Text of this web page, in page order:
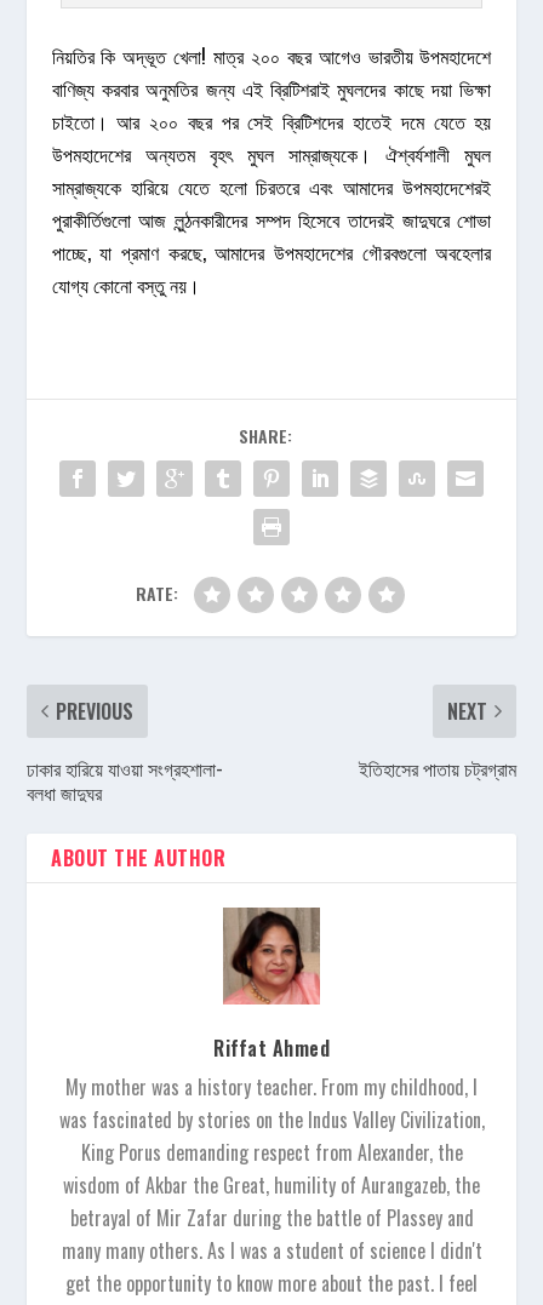
নিয়তির কি অদ্ভূত খেলা! মাত্র ২০০ বছর আগেও ভারতীয় উপমহাদেশে
বাণিজ্য করবার অনুমতির জন্য এই ব্রিটিশরাই মুঘলদের কাছে দয়া ভিক্ষা
চাইতো। আর ২০০ বছর পর সেই ব্রিটিশদের হাতেই দমে যেতে হয়
উপমহাদেশের অন্যতম বৃহৎ মুঘল সাম্রাজ্যকে। ঐশ্বর্যশালী মুঘল
সাম্রাজ্যকে হারিয়ে যেতে হলো চিরতরে এবং আমাদের উপমহাদেশেরই
পুরাকীর্তিগুলো আজ লুন্ঠনকারীদের সম্পদ হিসেবে তাদেরই জাদুঘরে শোভা
পাচ্ছে, যা প্রমাণ করছে, আমাদের উপমহাদেশের গৌরবগুলো অবহেলার
যোগ্য কোনো বস্তু নয়।
SHARE:
RATE:
PREVIOUS
ঢাকার হারিয়ে যাওয়া সংগ্রহশালা-
বলধা জাদুঘর
NEXT
ইতিহাসের পাতায় চট্রগ্রাম
ABOUT THE AUTHOR
Riffat Ahmed
My mother was a history teacher. From my childhood, I
was fascinated by stories on the Indus Valley Civilization,
King Porus demanding respect from Alexander, the
wisdom of Akbar the Great, humility of Aurangazeb, the
betrayal of Mir Zafar during the battle of Plassey and
many many others. As I was a student of science I didn't
get the opportunity to know more about the past. I feel